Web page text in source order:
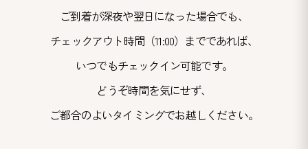
ご到着が深夜や翌日になった場合でも、
チェックアウト時間（11:00）までであれば、
いつでもチェックイン可能です。
どうぞ時間を気にせず、
ご都合のよいタイミングでお越しください。